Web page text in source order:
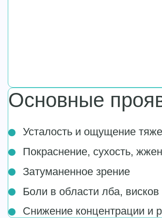
Основные
Усталость и ощущение
Покраснение, сухость,
Затуманенное зрение
Боли в области лба,
Снижение концентрации и